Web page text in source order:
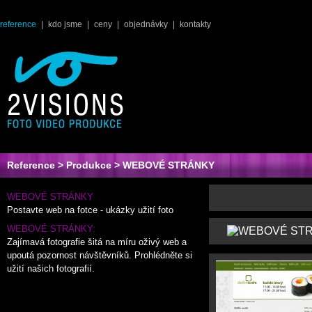
reference kdo jsme ceny objednávky kontakty
Reference>Produkce> WEBOVÉ STRÁNKY
WEBOVÉ STRÁNKY
Postavte web na fotce - ukázky užití foto
WEBOVÉ STRÁNKY:
Zajímavá fotografie šitá na míru oživý web a
upoutá pozornost návštěvníků. Prohlédněte si
užití našich fotografií.